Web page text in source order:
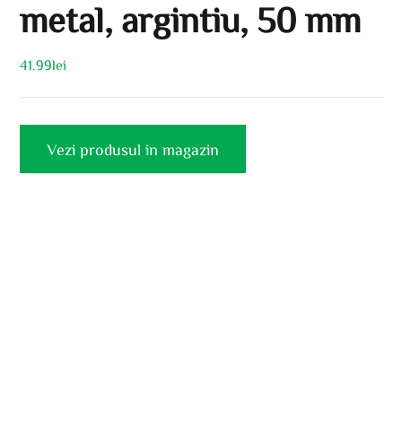
metal, argintiu, 50 mm
41.99lei
Vezi produsul in magazin